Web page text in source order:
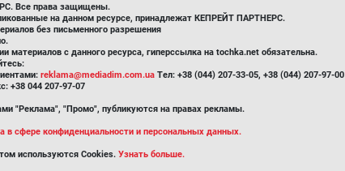
Все права защищены.
на данном ресурсе, принадлежат КЕПРЕЙТ ПАРТНЕРС.
без письменного разрешения
материалов с данного ресурса, гиперссылка на tochka.net обязательна.
reklama@mediadim.com.ua Тел: +38 (044) 207-33-05, +38 (044) 207-97-00
+38 044 207-97-07
"Реклама", "Промо", публикуются на правах рекламы.
в сфере конфиденциальности и персональных данных.
используются Cookies. Узнать больше.